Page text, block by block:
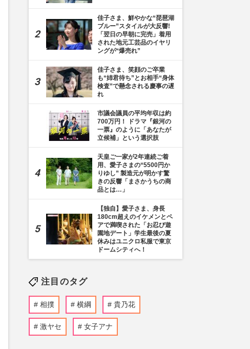
佳子さま、鮮やかな“琵琶湖
ブルー”スタイルが大反響!
「翌日の早朝に完売」着用
された地元工芸品のイヤリ
ングが“爆売れ”
佳子さま、笑顔のご卒業
も“姉君待ち”とお相手“身体
検査”で懸念される慶事の遅
れ
市議会議員の平均年収は約
700万円！ ドラマ『銀河の
一票』のように「あなたが
立候補」という選択肢
天皇ご一家が2年連続ご着
用、愛子さまの“5500円か
りゆし” 製造元が明かす驚
きの反響「まさかうちの商
品とは…」
【独自】愛子さま、身長
180cm超えのイケメンとペ
アで満喫された「お忍び遊
園地デート」学生最後の夏
休みはユニクロ私服で東京
ドームシティへ！
注目のタグ
相撲 横綱 貴乃花
激ヤセ 女子アナ